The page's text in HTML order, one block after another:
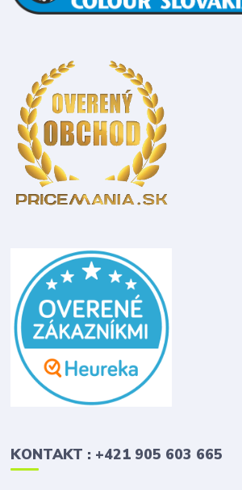
KONTAKT : +421 905 603 665